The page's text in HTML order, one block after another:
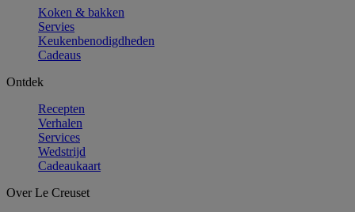
Koken & bakken
Servies
Keukenbenodigdheden
Cadeaus
Ontdek
Recepten
Verhalen
Services
Wedstrijd
Cadeaukaart
Over Le Creuset